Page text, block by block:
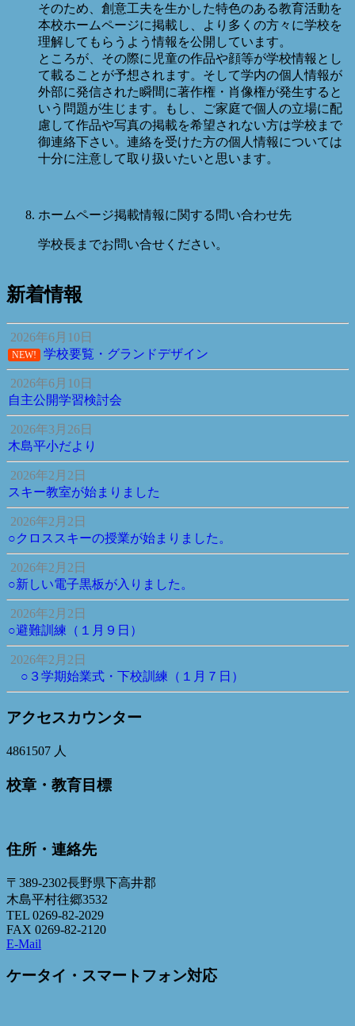
そのため、創意工夫を生かした特色のある教育活動を
本校ホームページに掲載し、より多くの方々に学校を
理解してもらうよう情報を公開しています。
ところが、その際に児童の作品や顔等が学校情報とし
て載ることが予想されます。そして学内の個人情報が
外部に発信された瞬間に著作権・肖像権が発生すると
いう問題が生じます。もし、ご家庭で個人の立場に配
慮して作品や写真の掲載を希望されない方は学校まで
御連絡下さい。連絡を受けた方の個人情報については
十分に注意して取り扱いたいと思います。
ホームページ掲載情報に関する問い合わせ先
学校長までお問い合せください。
新着情報
2026年6月10日
NEW! 学校要覧・グランドデザイン
2026年6月10日
自主公開学習検討会
2026年3月26日
木島平小だより
2026年2月2日
スキー教室が始まりました
2026年2月2日
○クロススキーの授業が始まりました。
2026年2月2日
○新しい電子黒板が入りました。
2026年2月2日
○避難訓練（１月９日）
2026年2月2日
○３学期始業式・下校訓練（１月７日）
アクセスカウンター
4861507 人
校章・教育目標
住所・連絡先
〒389-2302長野県下高井郡
木島平村往郷3532
TEL 0269-82-2029
FAX 0269-82-2120
E-Mail
ケータイ・スマートフォン対応